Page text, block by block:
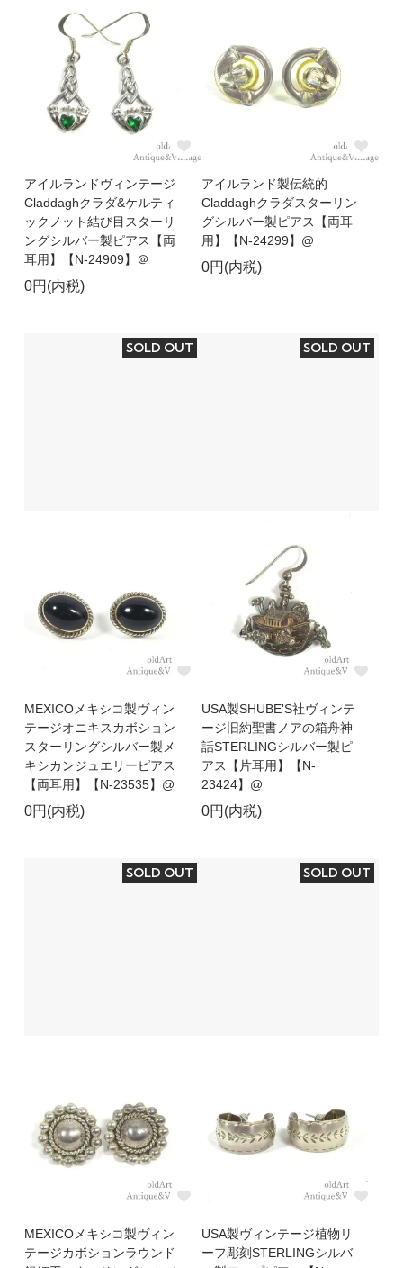
アイルランドヴィンテージ
Claddaghクラダ&ケルティ
ックノット結び目スターリ
ングシルバー製ピアス【両
耳用】【N-24909】＠
0円(内税)
アイルランド製伝統的
Claddaghクラダスターリン
グシルバー製ピアス【両耳
用】【N-24299】@
0円(内税)
SOLD OUT
MEXICOメキシコ製ヴィン
テージオニキスカボション
スターリングシルバー製メ
キシカンジュエリーピアス
【両耳用】【N-23535】@
0円(内税)
SOLD OUT
USA製SHUBE'S社ヴィンテ
ージ旧約聖書ノアの箱舟神
話STERLINGシルバー製ピ
アス【片耳用】【N-
23424】@
0円(内税)
SOLD OUT
MEXICOメキシコ製ヴィン
テージカボションラウンド
SOLD OUT
USA製ヴィンテージ植物リ
ーフ彫刻STERLINGシルバ